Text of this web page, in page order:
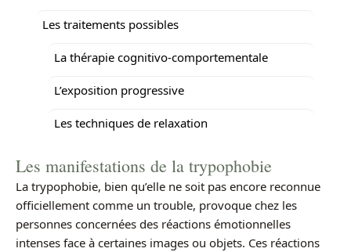
Les traitements possibles
La thérapie cognitivo-comportementale
L’exposition progressive
Les techniques de relaxation
Les manifestations de la trypophobie
La trypophobie, bien qu’elle ne soit pas encore reconnue
officiellement comme un trouble, provoque chez les
personnes concernées des réactions émotionnelles
intenses face à certaines images ou objets. Ces réactions